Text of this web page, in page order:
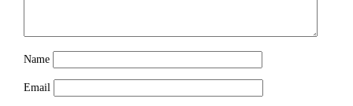
Name
Email